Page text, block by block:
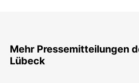
Mehr Pressemitteilungen
Lübeck